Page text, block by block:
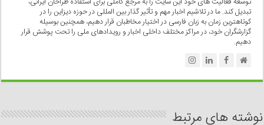
تبدیل کند. ما در تلاشیم اخبار مهم و تأثیر گذار بین المللی در حوزه دیزاین را در
کوتاهترین زمان به زبان فارسی در اختیار مخاطبان قرار دهیم، همچنین بوسیله
گزارشگران خود، در مراکز مختلف داخلی اخبار و رویدادهای ملی را تحت پوشش قرار
دهیم.
نوشته های مرتبط